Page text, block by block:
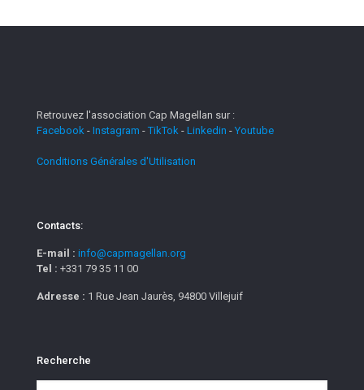
Retrouvez l'association Cap Magellan sur :
Facebook - Instagram -TikTok - Linkedin - Youtube
Conditions Générales d'Utilisation
Contacts:
E-mail : info@capmagellan.org
Tel : +331 79 35 11 00
Adresse : 1 Rue Jean Jaurès, 94800 Villejuif
Recherche